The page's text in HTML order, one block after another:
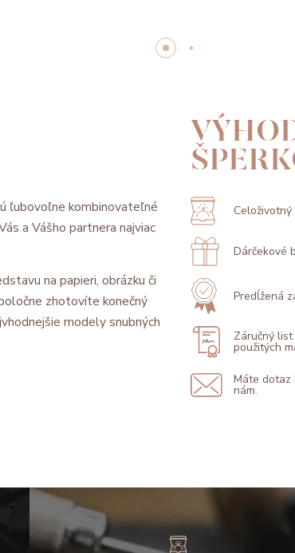
ľubovoľne kombinovateľné
a Vášho partnera najviac
na papieri, obrázku či
zhotovíte konečný
modely snubných
Dárčekové
Predĺžená
Záručný
použitých
Máte dotaz
nám.